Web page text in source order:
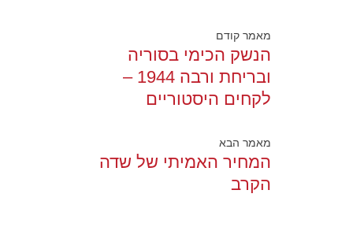
מאמר קודם
הנשק הכימי בסוריה
ובריחת ורבה 1944 –
לקחים היסטוריים
מאמר הבא
המחיר האמיתי של שדה
הקרב